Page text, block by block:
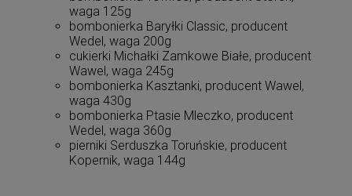
waga 125g
bombonierka Baryłki Classic, producent
Wedel, waga 200g
cukierki Michałki Zamkowe Białe, producent
Wawel, waga 245g
bombonierka Kasztanki, producent Wawel,
waga 430g
bombonierka Ptasie Mleczko, producent
Wedel, waga 360g
pierniki Serduszka Toruńskie, producent
Kopernik, waga 144g